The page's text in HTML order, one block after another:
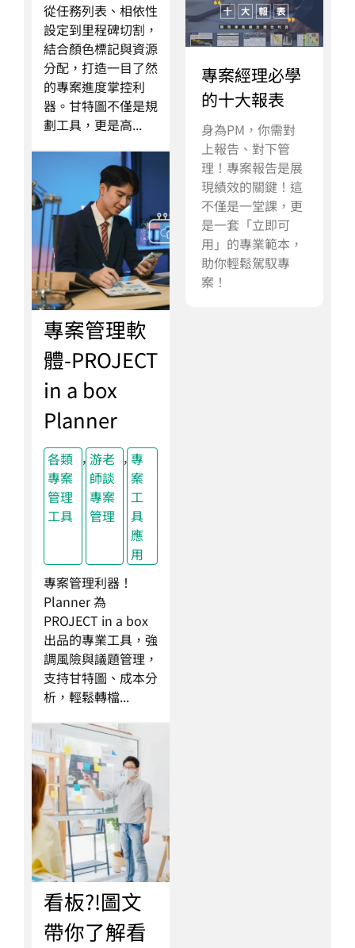
從任務列表、相依性
設定到里程碑切割，
結合顏色標記與資源
分配，打造一目了然
的專案進度掌控利
器。甘特圖不僅是規
劃工具，更是高...
專案管理軟
體-PROJECT
in a box
Planner
各類
專案
管理
工具
, 游老
師談
專案
管理
, 專
案
工
具
應
用
專案管理利器！
Planner 為
PROJECT in a box
出品的專業工具，強
調風險與議題管理，
支持甘特圖、成本分
析，輕鬆轉檔...
看板?!圖文
帶你了解看
專案經理必學
的十大報表
身為PM，你需對
上報告、對下管
理！專案報告是展
現績效的關鍵！這
不僅是一堂課，更
是一套「立即可
用」的專業範本，
助你輕鬆駕馭專
案！